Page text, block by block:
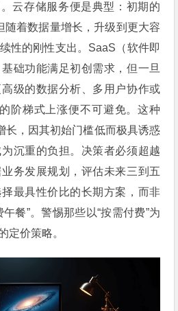
云存储服务便是典型：初期的
随着数据量增长，升级到更大容
性的刚性支出。SaaS（软件即
础功能满足初创需求，但一旦
级的数据分析、多用户协作或
阶梯式上涨便不可避免。这种
长，因其初始门槛低而极具诱惑
沉重的负担。决策者必须超越
务发展规划，评估未来三到五
最具性价比的长期方案，而非
餐”。警惕那些以“按需付费”为
定价策略。